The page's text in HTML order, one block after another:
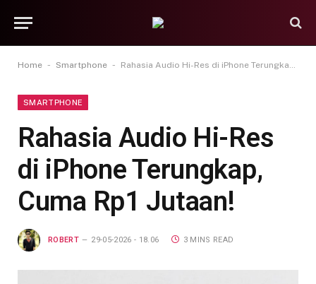
Home - Smartphone - Rahasia Audio Hi-Res di iPhone Terungkap, Cuma Rp1 Jutaan!
SMARTPHONE
Rahasia Audio Hi-Res
di iPhone Terungkap,
Cuma Rp1 Jutaan!
ROBERT 29-05-2026 - 18.06 3 MINS READ